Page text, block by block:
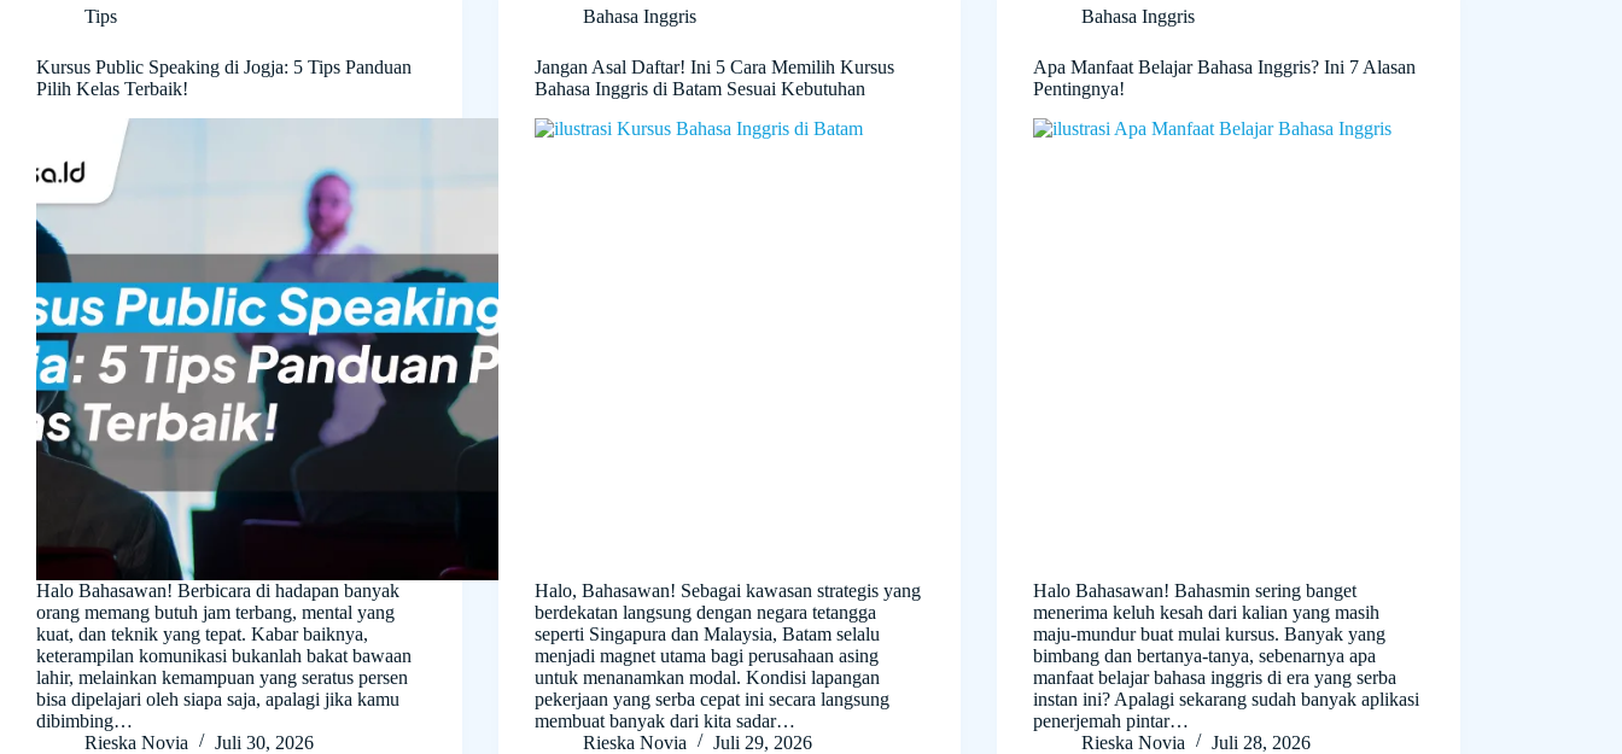
Tips
Kursus Public Speaking di Jogja: 5 Tips Panduan
Pilih Kelas Terbaik!
Halo Bahasawan! Berbicara di hadapan banyak
orang memang butuh jam terbang, mental yang
kuat, dan teknik yang tepat. Kabar baiknya,
keterampilan komunikasi bukanlah bakat bawaan
lahir, melainkan kemampuan yang seratus persen
bisa dipelajari oleh siapa saja, apalagi jika kamu
dibimbing…
Rieska Novia
Juli 30, 2026
Bahasa Inggris
Jangan Asal Daftar! Ini 5 Cara Memilih Kursus
Bahasa Inggris di Batam Sesuai Kebutuhan
Halo, Bahasawan! Sebagai kawasan strategis yang
berdekatan langsung dengan negara tetangga
seperti Singapura dan Malaysia, Batam selalu
menjadi magnet utama bagi perusahaan asing
untuk menanamkan modal. Kondisi lapangan
pekerjaan yang serba cepat ini secara langsung
membuat banyak dari kita sadar…
Rieska Novia
Juli 29, 2026
Bahasa Inggris
Apa Manfaat Belajar Bahasa Inggris? Ini 7 Alasan
Pentingnya!
Halo Bahasawan! Bahasmin sering banget
menerima keluh kesah dari kalian yang masih
maju-mundur buat mulai kursus. Banyak yang
bimbang dan bertanya-tanya, sebenarnya apa
manfaat belajar bahasa inggris di era yang serba
instan ini? Apalagi sekarang sudah banyak aplikasi
penerjemah pintar…
Rieska Novia
Juli 28, 2026